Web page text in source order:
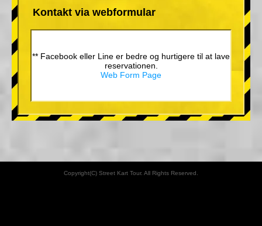
Kontakt via webformular
** Facebook eller Line er bedre og hurtigere til at lave
reservationen.
Web Form Page
Copyright(C) Street Kart Tour. All Rights Reserved.